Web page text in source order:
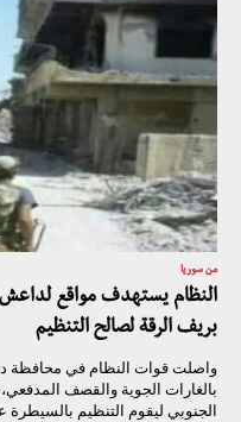
من سوريا
النظام يستهدف مواقع
بريف الرقة لصالح التنظيم
واصلت قوات النظام في محافظة
بالغارات الجوية والقصف
الجنوبي ليقوم التنظيم